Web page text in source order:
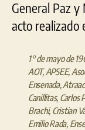
General Paz
acto realizado
1° de mayo de
AOT,APSEE,
Ensenada,Atraac
Canillitas, Carlos
Brachi, Cristian
Emilio Rada,